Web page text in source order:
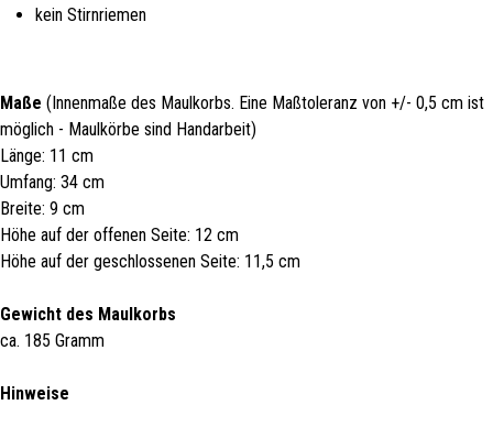
kein Stirnriemen
Maße (Innenmaße des Maulkorbs. Eine Maßtoleranz von +/- 0,5 cm ist
möglich - Maulkörbe sind Handarbeit)
Länge: 11 cm
Umfang: 34 cm
Breite: 9 cm
Höhe auf der offenen Seite: 12 cm
Höhe auf der geschlossenen Seite: 11,5 cm
Gewicht des Maulkorbs
ca. 185 Gramm
Hinweise